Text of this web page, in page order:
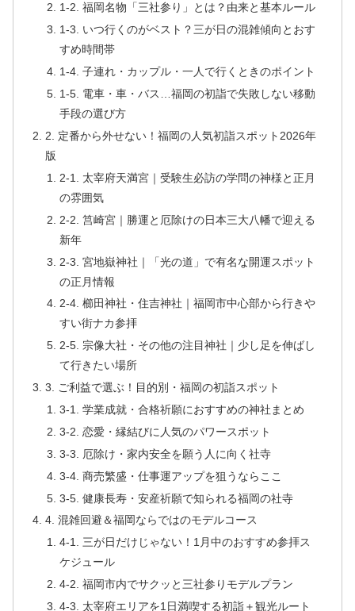
1-2. 福岡名物「三社参り」とは？由来と基本ルール
1-3. いつ行くのがベスト？三が日の混雑傾向とおす
すめ時間帯
1-4. 子連れ・カップル・一人で行くときのポイント
1-5. 電車・車・バス…福岡の初詣で失敗しない移動
手段の選び方
2. 定番から外せない！福岡の人気初詣スポット2026年
版
2-1. 太宰府天満宮｜受験生必訪の学問の神様と正月
の雰囲気
2-2. 筥崎宮｜勝運と厄除けの日本三大八幡で迎える
新年
2-3. 宮地嶽神社｜「光の道」で有名な開運スポット
の正月情報
2-4. 櫛田神社・住吉神社｜福岡市中心部から行きや
すい街ナカ参拝
2-5. 宗像大社・その他の注目神社｜少し足を伸ばし
て行きたい場所
3. ご利益で選ぶ！目的別・福岡の初詣スポット
3-1. 学業成就・合格祈願におすすめの神社まとめ
3-2. 恋愛・縁結びに人気のパワースポット
3-3. 厄除け・家内安全を願う人に向く社寺
3-4. 商売繁盛・仕事運アップを狙うならここ
3-5. 健康長寿・安産祈願で知られる福岡の社寺
4. 混雑回避＆福岡ならではのモデルコース
4-1. 三が日だけじゃない！1月中のおすすめ参拝ス
ケジュール
4-2. 福岡市内でサクッと三社参りモデルプラン
4-3. 太宰府エリアを1日満喫する初詣＋観光ルート